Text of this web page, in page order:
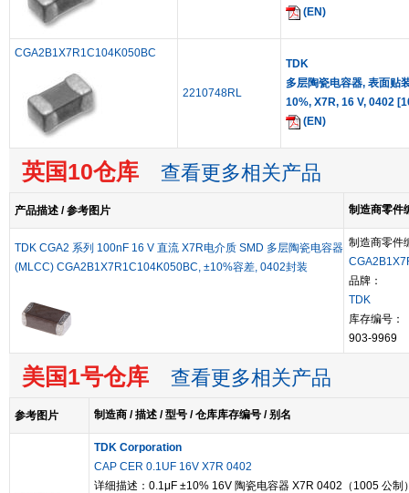
(EN)
CGA2B1X7R1C104K050BC
2210748RL
TDK
多层陶瓷电容器, 表面贴
10%, X7R, 16 V, 0402
(EN)
英国10仓库 查看更多相关产品
产品描述 / 参考图片 制造商零件
TDK CGA2 系列 100nF 16 V 直流 X7R电介质 SMD 多层陶瓷电容器
(MLCC) CGA2B1X7R1C104K050BC, ±10%容差, 0402封装
制造商零件
品牌：
TDK
库存编号：
903-9969
美国1号仓库 查看更多相关产品
参考图片 制造商 / 描述 / 型号 / 仓库库存编号 / 别名
TDK Corporation
CAP CER 0.1UF 16V X7R 0402
详细描述：0.1μF ±10% 16V 陶瓷电容器 X7R 0402（1005 公制